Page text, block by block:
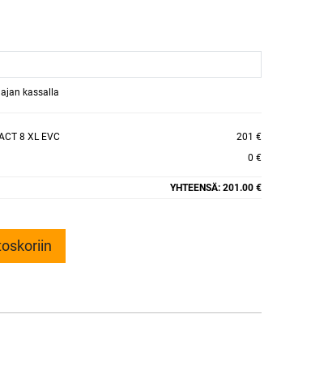
kassalla
8 XL EVC
201 €
0 €
YHTEENSÄ: 201.00 €